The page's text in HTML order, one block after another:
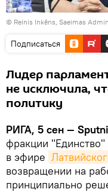
© Reinis Inkēns, Saeimas
Подписаться
Лидер
не исключила,
политику
РИГА, 5 сен —
фракции
в эфире
возвращении на
принципиально